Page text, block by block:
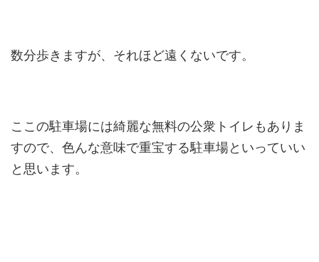
数分歩きますが、それほど遠くないです。
ここの駐車場には綺麗な無料の公衆トイレもありま
すので、色んな意味で重宝する駐車場といっていい
と思います。